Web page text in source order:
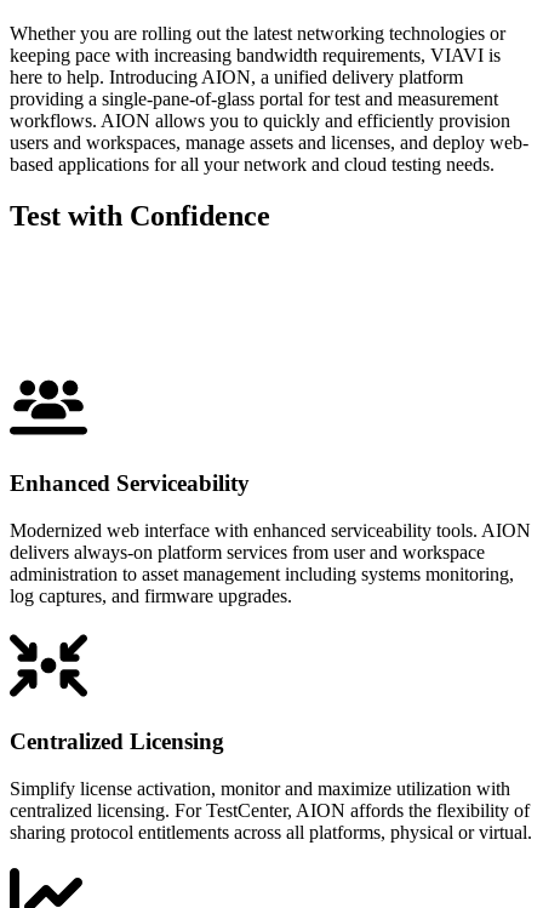
Whether you are rolling out the latest networking technologies or
keeping pace with increasing bandwidth requirements, VIAVI is
here to help. Introducing AION, a unified delivery platform
providing a single-pane-of-glass portal for test and measurement
workflows. AION allows you to quickly and efficiently provision
users and workspaces, manage assets and licenses, and deploy web-
based applications for all your network and cloud testing needs.
Test with Confidence
Enhanced Serviceability
Modernized web interface with enhanced serviceability tools. AION
delivers always-on platform services from user and workspace
administration to asset management including systems monitoring,
log captures, and firmware upgrades.
Centralized Licensing
Simplify license activation, monitor and maximize utilization with
centralized licensing. For TestCenter, AION affords the flexibility of
sharing protocol entitlements across all platforms, physical or virtual.